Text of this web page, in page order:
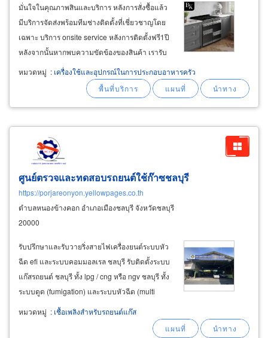
มั่นใจในคุณภาพสินและบริการ หลังการสั่งซื้อแล้ว
มีบริการจัดส่งพร้อมทีมช่างติดตั้งที่เชี่ยวชาญโดย
เฉพาะ บริการ onsite service หลังการติดตั้งฟรี1ปี
หลังจากนั้นหากพบความขัดข้องของสินค้า เรารับ
หน้าที่ช่วยแจ้งซ่อม พร้อมติดตามความคืบหน้า
ตลอดอายุของการรับประกันสินค้า สนใจสอบถาม
สินค้าเครื่องใช้ไฟฟ้าในครัวappliances
หมวดหมู่ : เครื่องใช้และอุปกรณ์ในการประกอบอาหารครัว
ศูนย์ตรวจและทดสอบรถยนต์ใช้ก๊าซชลบุรี
https://porjareonyon.yellowpages.co.th
ตำบลหนองข้างคอก อำเภอเมืองชลบุรี จังหวัดชลบุรี
20000
รับปรึกษาและรับวายริ่งสายไฟเครื่องยนต์ระบบหัว
ฉีด efi และระบบคอมมอลเรล ชลบุรี รับติดตั้งระบบ
แก๊สรถยนต์ ชลบุรี ทั้ง lpg / cng หรือ ngv ชลบุรี ทั้ง
ระบบดูด (fumigation) และระบบหัวฉีด (multi
point injection) ตามมาตรฐานกรมการขนส่งทาง
บกพร้อมออกหนังสือรับรองการติดตั้งได้ทันทีที่
หมวดหมู่ : เชื้อเพลิงสำหรับรถยนต์แก๊ส